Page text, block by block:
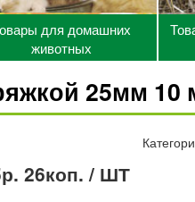
для домашних
животных
25мм 10
26коп. / ШТ